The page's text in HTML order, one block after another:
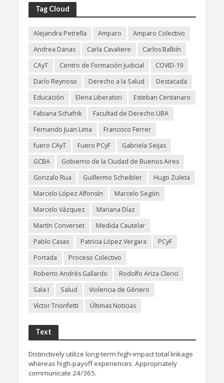
Tag Cloud
Alejandra Petrella Amparo
Amparo Colectivo
Andrea Danas
Carla Cavaliere
Carlos Balbín
CAyT
Centro de Formación Judicial
COVID-19
Darío Reynoso
Derecho a la Salud
Destacada
Educación
Elena Liberatori
Esteban Centanaro
Fabiana Schafrik
Facultad de Derecho UBA
Fernando Juan Lima
Francisco Ferrer
fuero CAyT
Fuero PCyF
Gabriela Seijas
GCBA
Gobierno de la Ciudad de Buenos Aires
Gonzalo Rua
Guillermo Scheibler
Hugo Zuleta
Marcelo López Alfonsín
Marcelo Segón
Marcelo Vázquez
Mariana Díaz
Martín Converset
Medida Cautelar
Pablo Casas
Patricia López Vergara
PCyF
Portada
Proceso Colectivo
Roberto Andrés Gallardo
Rodolfo Ariza Clerici
Sala I
Salud
Violencia de Género
Víctor Trionfetti
Últimas Noticias
Text
Distinctively utilize long-term high-impact total linkage
whereas high-payoff experiences. Appropriately
communicate 24/365.